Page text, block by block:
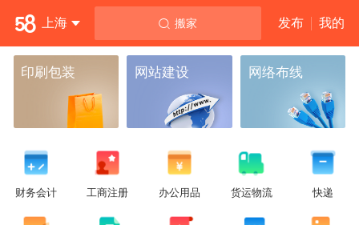
 上海 搬家 我的
发布
印刷包装 网站建设 网络布线
财务会计 工商注册 办公用品 货运物流 快递